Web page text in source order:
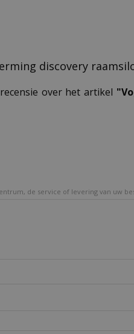
discovery
over het artikel
de service of levering van uw